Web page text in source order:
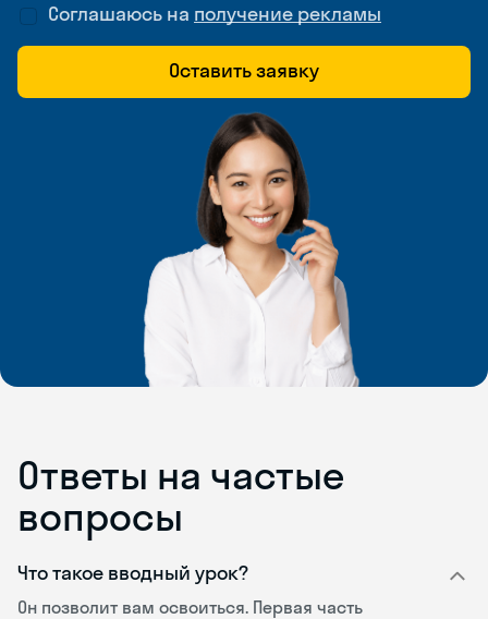
Соглашаюсь на получение рекламы
Оставить заявку
Ответы на частые
вопросы
Что такое вводный урок?
Он позволит вам освоиться. Первая часть